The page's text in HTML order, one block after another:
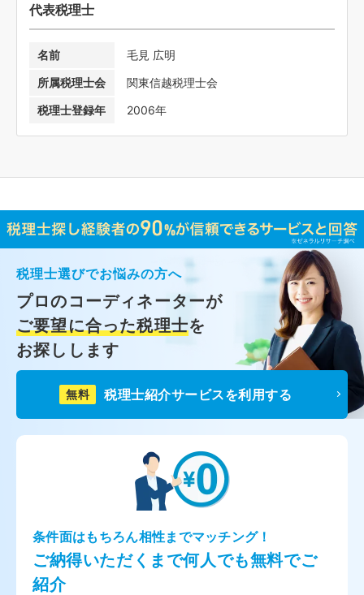
代表税理士
名前
毛見 広明
所属税理士会
関東信越税理士会
税理士登録年
2006年
税理士選びでお悩みの方へ
プロのコーディネーターが
ご要望に合った税理士を
お探しします
無料 税理士紹介サービスを利用する
条件面はもちろん相性までマッチング！
ご納得いただくまで何人でも無料でご
紹介